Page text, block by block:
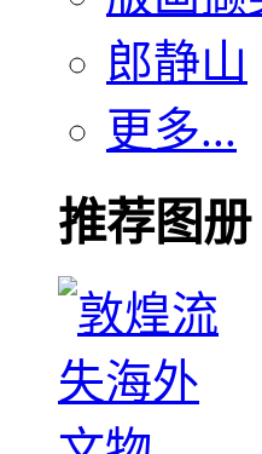
郎静山
更多...
推荐图册